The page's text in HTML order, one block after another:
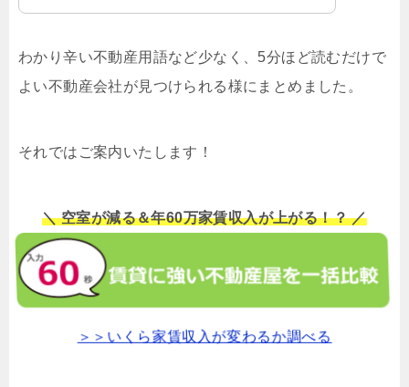
わかり辛い不動産用語など少なく、5分ほど読むだけで
よい不動産会社が見つけられる様にまとめました。
それではご案内いたします！
＼ 空室が減る＆年60万家賃収入が上がる！？ ／
＞＞いくら家賃収入が変わるか調べる